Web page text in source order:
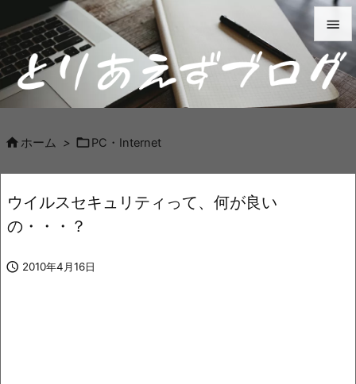


メニュ

 ホーム > PC・Internet
ウイルスセキュリティって、何が良い
の・・・？
 2010年4月16日